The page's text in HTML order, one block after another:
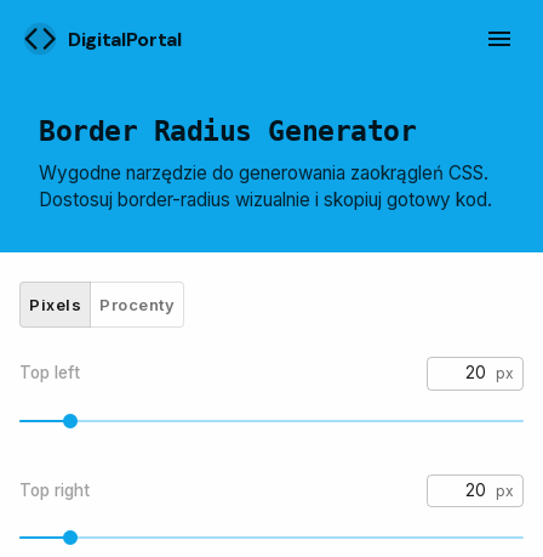
DigitalPortal
Border Radius Generator
Wygodne narzędzie do generowania zaokrągleń CSS.
Dostosuj border-radius wizualnie i skopiuj gotowy kod.
Pixels Procenty
Top left
Top right